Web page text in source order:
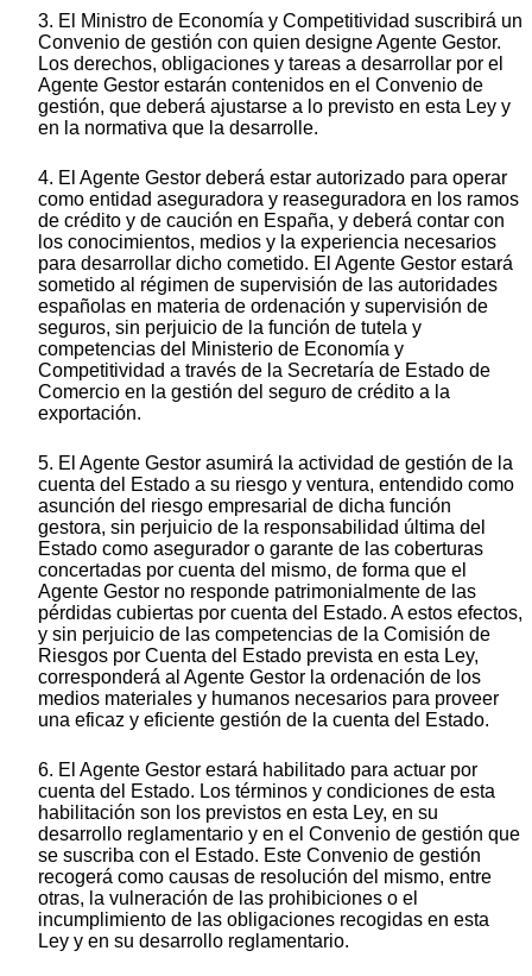
3. El Ministro de Economía y Competitividad suscribirá un
Convenio de gestión con quien designe Agente Gestor.
Los derechos, obligaciones y tareas a desarrollar por el
Agente Gestor estarán contenidos en el Convenio de
gestión, que deberá ajustarse a lo previsto en esta Ley y
en la normativa que la desarrolle.
4. El Agente Gestor deberá estar autorizado para operar
como entidad aseguradora y reaseguradora en los ramos
de crédito y de caución en España, y deberá contar con
los conocimientos, medios y la experiencia necesarios
para desarrollar dicho cometido. El Agente Gestor estará
sometido al régimen de supervisión de las autoridades
españolas en materia de ordenación y supervisión de
seguros, sin perjuicio de la función de tutela y
competencias del Ministerio de Economía y
Competitividad a través de la Secretaría de Estado de
Comercio en la gestión del seguro de crédito a la
exportación.
5. El Agente Gestor asumirá la actividad de gestión de la
cuenta del Estado a su riesgo y ventura, entendido como
asunción del riesgo empresarial de dicha función
gestora, sin perjuicio de la responsabilidad última del
Estado como asegurador o garante de las coberturas
concertadas por cuenta del mismo, de forma que el
Agente Gestor no responde patrimonialmente de las
pérdidas cubiertas por cuenta del Estado. A estos efectos,
y sin perjuicio de las competencias de la Comisión de
Riesgos por Cuenta del Estado prevista en esta Ley,
corresponderá al Agente Gestor la ordenación de los
medios materiales y humanos necesarios para proveer
una eficaz y eficiente gestión de la cuenta del Estado.
6. El Agente Gestor estará habilitado para actuar por
cuenta del Estado. Los términos y condiciones de esta
habilitación son los previstos en esta Ley, en su
desarrollo reglamentario y en el Convenio de gestión que
se suscriba con el Estado. Este Convenio de gestión
recogerá como causas de resolución del mismo, entre
otras, la vulneración de las prohibiciones o el
incumplimiento de las obligaciones recogidas en esta
Ley y en su desarrollo reglamentario.